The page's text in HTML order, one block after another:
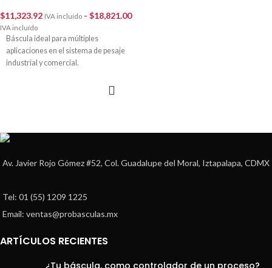
$11,323.92 IVA incluído - $18,821.00
IVA incluído
Báscula ideal para múltiples
aplicaciones en el sistema de pesaje
industrial y comercial.
Av. Javier Rojo Gómez #52, Col. Guadalupe del Moral, Iztapalapa, CDMX
Tel: 01 (55) 1209 1225
Email: ventas@probasculas.mx
ARTÍCULOS RECIENTES
¿Tu báscula, como controlador de un proceso?